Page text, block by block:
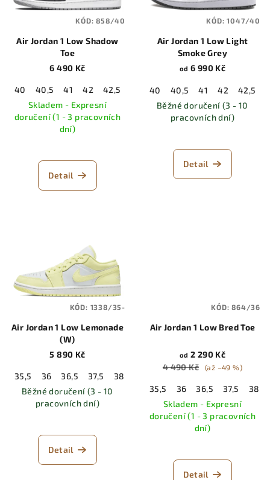
Air Jordan 1 Low Shadow
Toe
6 490 Kč
40 40,5 41 42 42,5 44 44,5 45 45,5 46
Skladem - Expresní
doručení (1 - 3 pracovních
dní)
Detail
KÓD:858/40
Air Jordan 1 Low Light
Smoke Grey
od 6 990 Kč
40 40,5 41 42 42,5
Běžné doručení (3 - 10
pracovních dní)
Detail
KÓD:1047/40
Air Jordan 1 Low Lemonade
(W)
5 890 Kč
35,5 36 36,5 37,5 38
Běžné doručení (3 - 10
pracovních dní)
Detail
KÓD: 1338/35-
Air Jordan 1 Low Bred Toe
od 2 290 Kč
4 490 Kč
(až –49 %)
35,5 36 36,5 37,5 38
Skladem - Expresní
doručení (1 - 3 pracovních
dní)
Detail
KÓD:864/36